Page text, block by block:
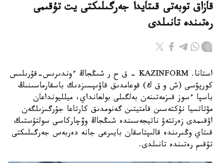
قازاق توبەتى قىتايدا جەرگىلىكتى يت تۇقىمى
رەتىندە تانىلدى
استانا. KAZINFORM – ق ح ر شىڭجاڭ ءوندىرىس-قۇرىلىس
كورپۋسى (ش و ق ك) قوعامدىق قاۋىپسىزدىك باسقارماسىنىڭ
باسپا ءسوز قىزمەتىنەن بەلگىلى بولعانداي، ميلليونداعان
مۋتاتسيا نۇكتەسىن قامتيتىن گەنومدىق كارتاعا جۇرگىزىلگەن
اۋقىمدى زەرتتەۋ ناتيجەسىندە شىڭجاڭ وۆچاركاسى سولتۇستىك
قىتاي وڭىرىندە قالىپتاسقان بايىرعى جانە دەربەس جەرگىلىكتى
تۇقىم رەتىندە تانىلدى.